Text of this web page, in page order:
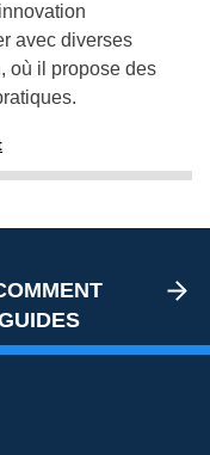
avec diverses
où il propose des